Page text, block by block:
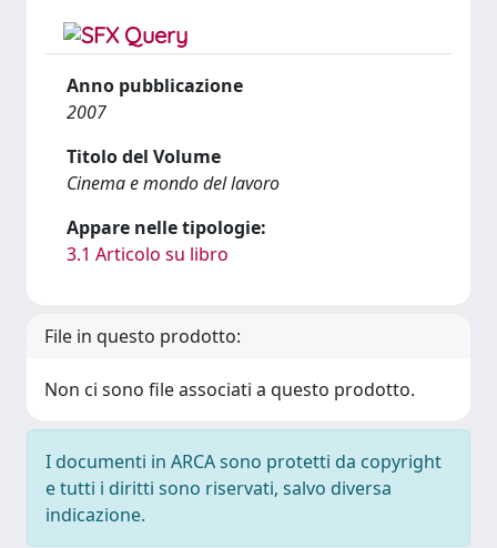
Anno pubblicazione
2007
Titolo del Volume
Cinema e mondo del lavoro
Appare nelle tipologie:
3.1 Articolo su libro
File in questo prodotto:
Non ci sono file associati a questo prodotto.
I documenti in ARCA sono protetti da copyright
e tutti i diritti sono riservati, salvo diversa
indicazione.